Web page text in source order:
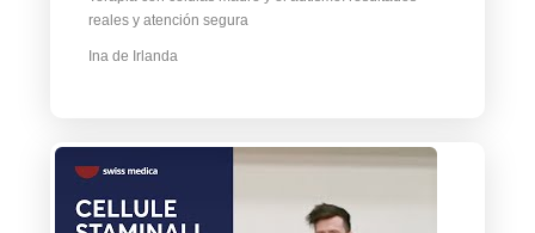
reales y atención segura
Ina de Irlanda